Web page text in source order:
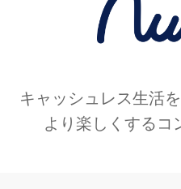
キャッシュレス生活
より楽しくするコ